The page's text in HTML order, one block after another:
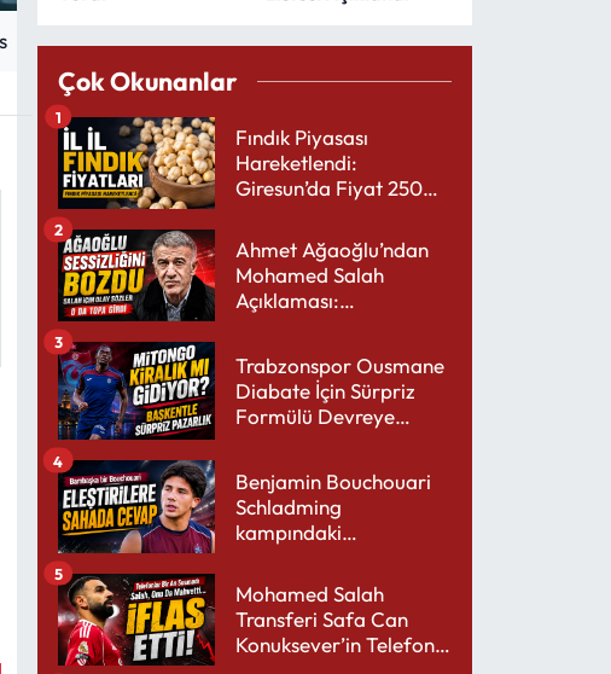
Çok Okunanlar
Fındık Piyasası
Hareketlendi:
Giresun’da Fiyat 250
1
Ahmet Ağaoğlu’ndan
Mohamed Salah
Açıklaması:
Yakışır
2
Trabzonspor Ousmane
Diabate İçin Sürpriz
Formülü Devreye
3
Benjamin Bouchouari
Schladming
kampındaki
4
Mohamed Salah
Transferi Safa Can
Konuksever’in Telefon
5